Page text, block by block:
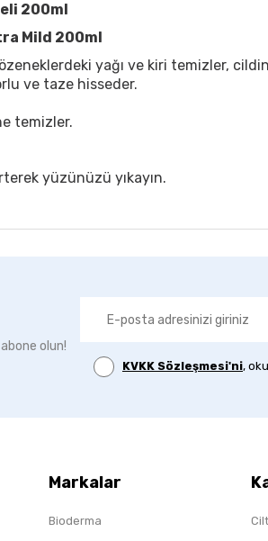
200ml
Mild 200ml
yağı ve kiri temizler,
ve taze hisseder.
temizler.
yüzünüzü yıkayın.
olun!
KVKK Sözleşmesi'ni,
Markalar
Bioderma